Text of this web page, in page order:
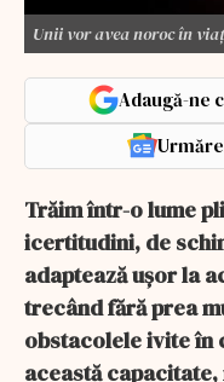
Unii vor avea noroc în
Adaugă-ne
Trăim într-o lume
icertitudini, de
adaptează ușor la
trecând fără prea
obstacolele ivite în
această